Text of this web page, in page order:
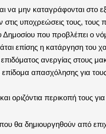
να μην καταγράφονται στο
υποχρεώσεις τους, τους
που προβλέπει ο
επίσης η κατάργηση του
ανεργίας στους
απασχόλησης για
περικοπή τους
θα δημιουργηθούν από